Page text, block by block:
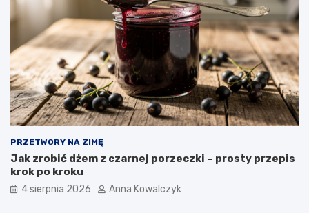
PRZETWORY NA ZIMĘ
Jak zrobić dżem z czarnej porzeczki – prosty przepis
krok po kroku
4 sierpnia 2026 Anna Kowalczyk